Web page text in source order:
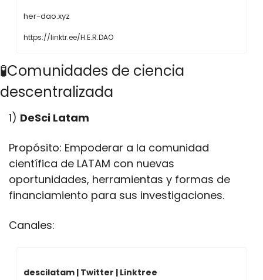
her-dao.xyz
https://linktr.ee/H.E.R.DAO
🧪Comunidades de ciencia
descentralizada
1) DeSci Latam
Propósito: Empoderar a la comunidad
científica de LATAM con nuevas
oportunidades, herramientas y formas de
financiamiento para sus investigaciones.
Canales:
descilatam | Twitter | Linktree